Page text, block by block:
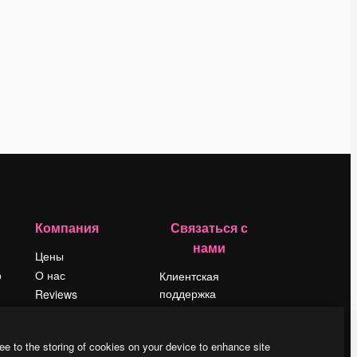
Компания
Цены
О нас
Reviews
Блог
Связаться с
нами
Клиентская
поддержка
LinkedIn
to the storing of cookies on your device to enhance site